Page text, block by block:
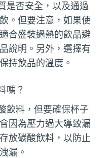
是否安全，以及通過
。但要注意，如果使
合盛裝過熱的飲品避
說明。另外，選擇有
持飲品的溫度。
嗎？
飲料，但要確保杯子
因為壓力過大導致漏
放碳酸飲料，以防止
漏。